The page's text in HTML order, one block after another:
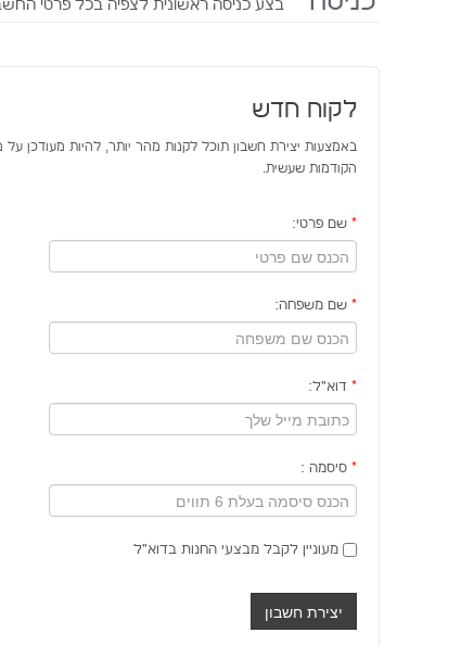
בצע כניסה ראשונית לצפיה בכל פרטי
לקוח חדש
באמצעות יצירת חשבון תוכל לקנות מהר יותר, להיות מעודכן
הקודמות שעשית.
* שם פרטי:
* שם משפחה:
* דוא"ל:
* סיסמה :
מעוניין לקבל מבצעי החנות בדוא"ל